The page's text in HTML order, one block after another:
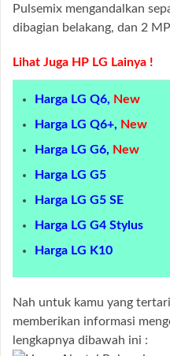
Pulsemix mengandalkan
dibagian belakang, dan 2
Lihat Juga HP LG Lainya !
Harga LG Q6, New
Harga LG Q6+, New
Harga LG G6, New
Harga LG G5
Harga LG G5 SE
Harga LG G4 Stylus
Harga LG K10
Nah untuk kamu yang
memberikan informasi
lengkapnya dibawah ini :